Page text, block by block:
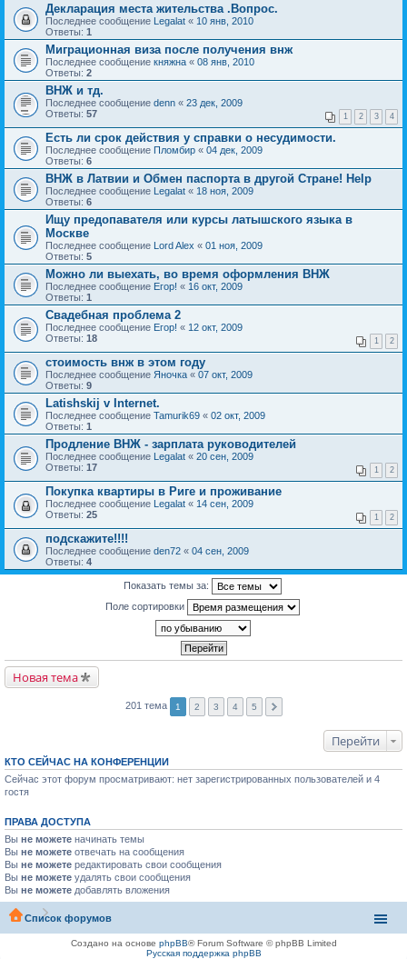
Декларация места жительства .Вопрос.
Последнее сообщение Legalat « 10 янв, 2010
Ответы: 1
Миграционная виза после получения внж
Последнее сообщение княжна « 08 янв, 2010
Ответы: 2
ВНЖ и тд.
Последнее сообщение denn « 23 дек, 2009
Ответы: 57 1 2 3 4
Есть ли срок действия у справки о несудимости.
Последнее сообщение Пломбир « 04 дек, 2009
Ответы: 6
ВНЖ в Латвии и Обмен паспорта в другой Стране! Help
Последнее сообщение Legalat « 18 ноя, 2009
Ответы: 6
Ищу предопавателя или курсы латышского языка в
Москве
Последнее сообщение Lord Alex « 01 ноя, 2009
Ответы: 5
Можно ли выехать, во время оформления ВНЖ
Последнее сообщение Егор! « 16 окт, 2009
Ответы: 1
Свадебная проблема 2
Последнее сообщение Егор! « 12 окт, 2009
Ответы: 18 1 2
стоимость внж в этом году
Последнее сообщение Яночка « 07 окт, 2009
Ответы: 9
Latishskij v Internet.
Последнее сообщение Tamurik69 « 02 окт, 2009
Ответы: 1
Продление ВНЖ - зарплата руководителей
Последнее сообщение Legalat « 20 сен, 2009
Ответы: 17 1 2
Покупка квартиры в Риге и проживание
Последнее сообщение Legalat « 14 сен, 2009
Ответы: 25 1 2
подскажите!!!!
Последнее сообщение den72 « 04 сен, 2009
Ответы: 4
Показать темы за:
Поле сортировки
Новая тема
201 тема 1 2 3 4 5
Перейти
КТО СЕЙЧАС НА КОНФЕРЕНЦИИ
Сейчас этот форум просматривают: нет зарегистрированных пользователей и 4
гостя
ПРАВА ДОСТУПА
Вы не можете начинать темы
Вы не можете отвечать на сообщения
Вы не можете редактировать свои сообщения
Вы не можете удалять свои сообщения
Вы не можете добавлять вложения
Список форумов
Создано на основе phpBB® Forum Software © phpBB Limited
Русская поддержка phpBB